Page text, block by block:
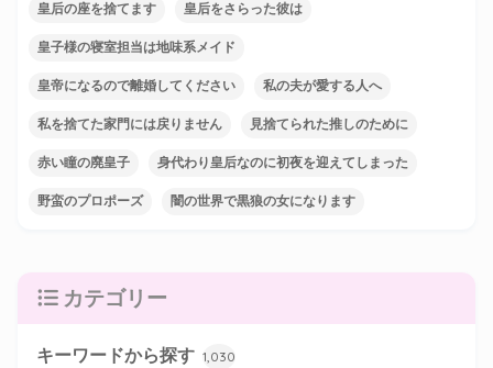
皇后の座を捨てます 皇后をさらった彼は
皇子様の寝室担当は地味系メイド
皇帝になるので離婚してください 私の夫が愛する人へ
私を捨てた家門には戻りません 見捨てられた推しのために
赤い瞳の廃皇子 身代わり皇后なのに初夜を迎えてしまった
野蛮のプロポーズ 闇の世界で黒狼の女になります
カテゴリー
キーワードから探す 1,030